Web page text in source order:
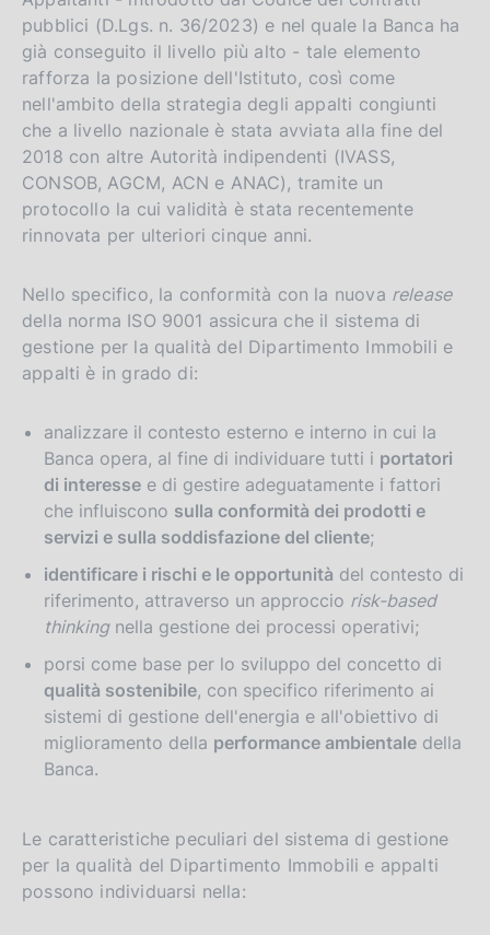
pubblici (D.Lgs. n. 36/2023) e nel quale la Banca ha
già conseguito il livello più alto - tale elemento
rafforza la posizione dell'Istituto, così come
nell'ambito della strategia degli appalti congiunti
che a livello nazionale è stata avviata alla fine del
2018 con altre Autorità indipendenti (IVASS,
CONSOB, AGCM, ACN e ANAC), tramite un
protocollo la cui validità è stata recentemente
rinnovata per ulteriori cinque anni.
Nello specifico, la conformità con la nuova release
della norma ISO 9001 assicura che il sistema di
gestione per la qualità del Dipartimento Immobili e
appalti è in grado di:
analizzare il contesto esterno e interno in cui la
Banca opera, al fine di individuare tutti i portatori
di interesse e di gestire adeguatamente i fattori
che influiscono sulla conformità dei prodotti e
servizi e sulla soddisfazione del cliente;
identificare i rischi e le opportunità del contesto di
riferimento, attraverso un approccio risk-based
thinkingnella gestione dei processi operativi;
porsi come base per lo sviluppo del concetto di
qualità sostenibile, con specifico riferimento ai
sistemi di gestione dell'energia e all'obiettivo di
miglioramento della performance ambientale della
Banca.
Le caratteristiche peculiari del sistema di gestione
per la qualità del Dipartimento Immobili e appalti
possono individuarsi nella: